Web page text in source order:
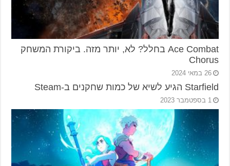
Ace Combat בחלל? לא, יותר מזה. ביקורת המשחק
Chorus
26 במאי 2024
Starfield הגיע לשיא של כמות שחקנים ב-Steam
1 בספטמבר 2023